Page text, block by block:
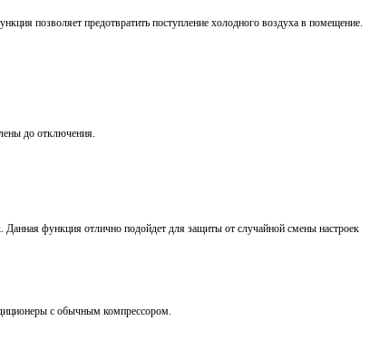
позволяет предотвратить поступление холодного воздуха в помещение.
до отключения.
Данная функция отлично подойдет для защиты от случайной смены настроек
с обычным компрессором.